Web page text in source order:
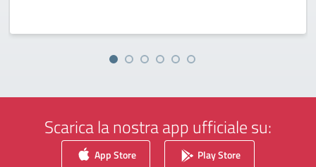
Scarica la nostra app ufficiale su:
App Store Play Store